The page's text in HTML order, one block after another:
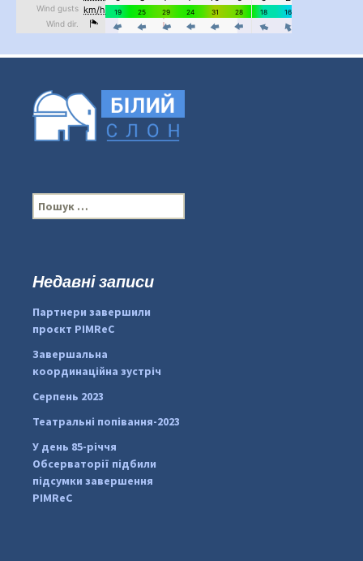
#PipIvanToday
pimrec_project
П
о
:Недавні записи
Партнери завершили
проєкт PIMReC
Завершальна
координаційна зустріч
Серпень 2023
Театральні попівання-2023
У день 85-річчя
Обсерваторії підбили
підсумки завершення
PIMReC